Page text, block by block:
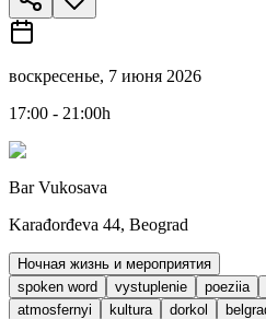
воскресенье, 7 июня 2026
17:00 - 21:00h
Bar Vukosava
Karađorđeva 44, Beograd
Ночная жизнь и мероприятия
spoken word
vystuplenie poeziia
atmosfernyi
kultura dorkol